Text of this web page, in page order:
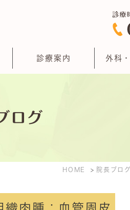
診療案内 外科
ログ
HOME 院長ブログ